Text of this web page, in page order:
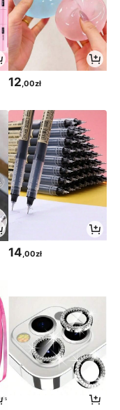
12 ,00zł
14,00zł